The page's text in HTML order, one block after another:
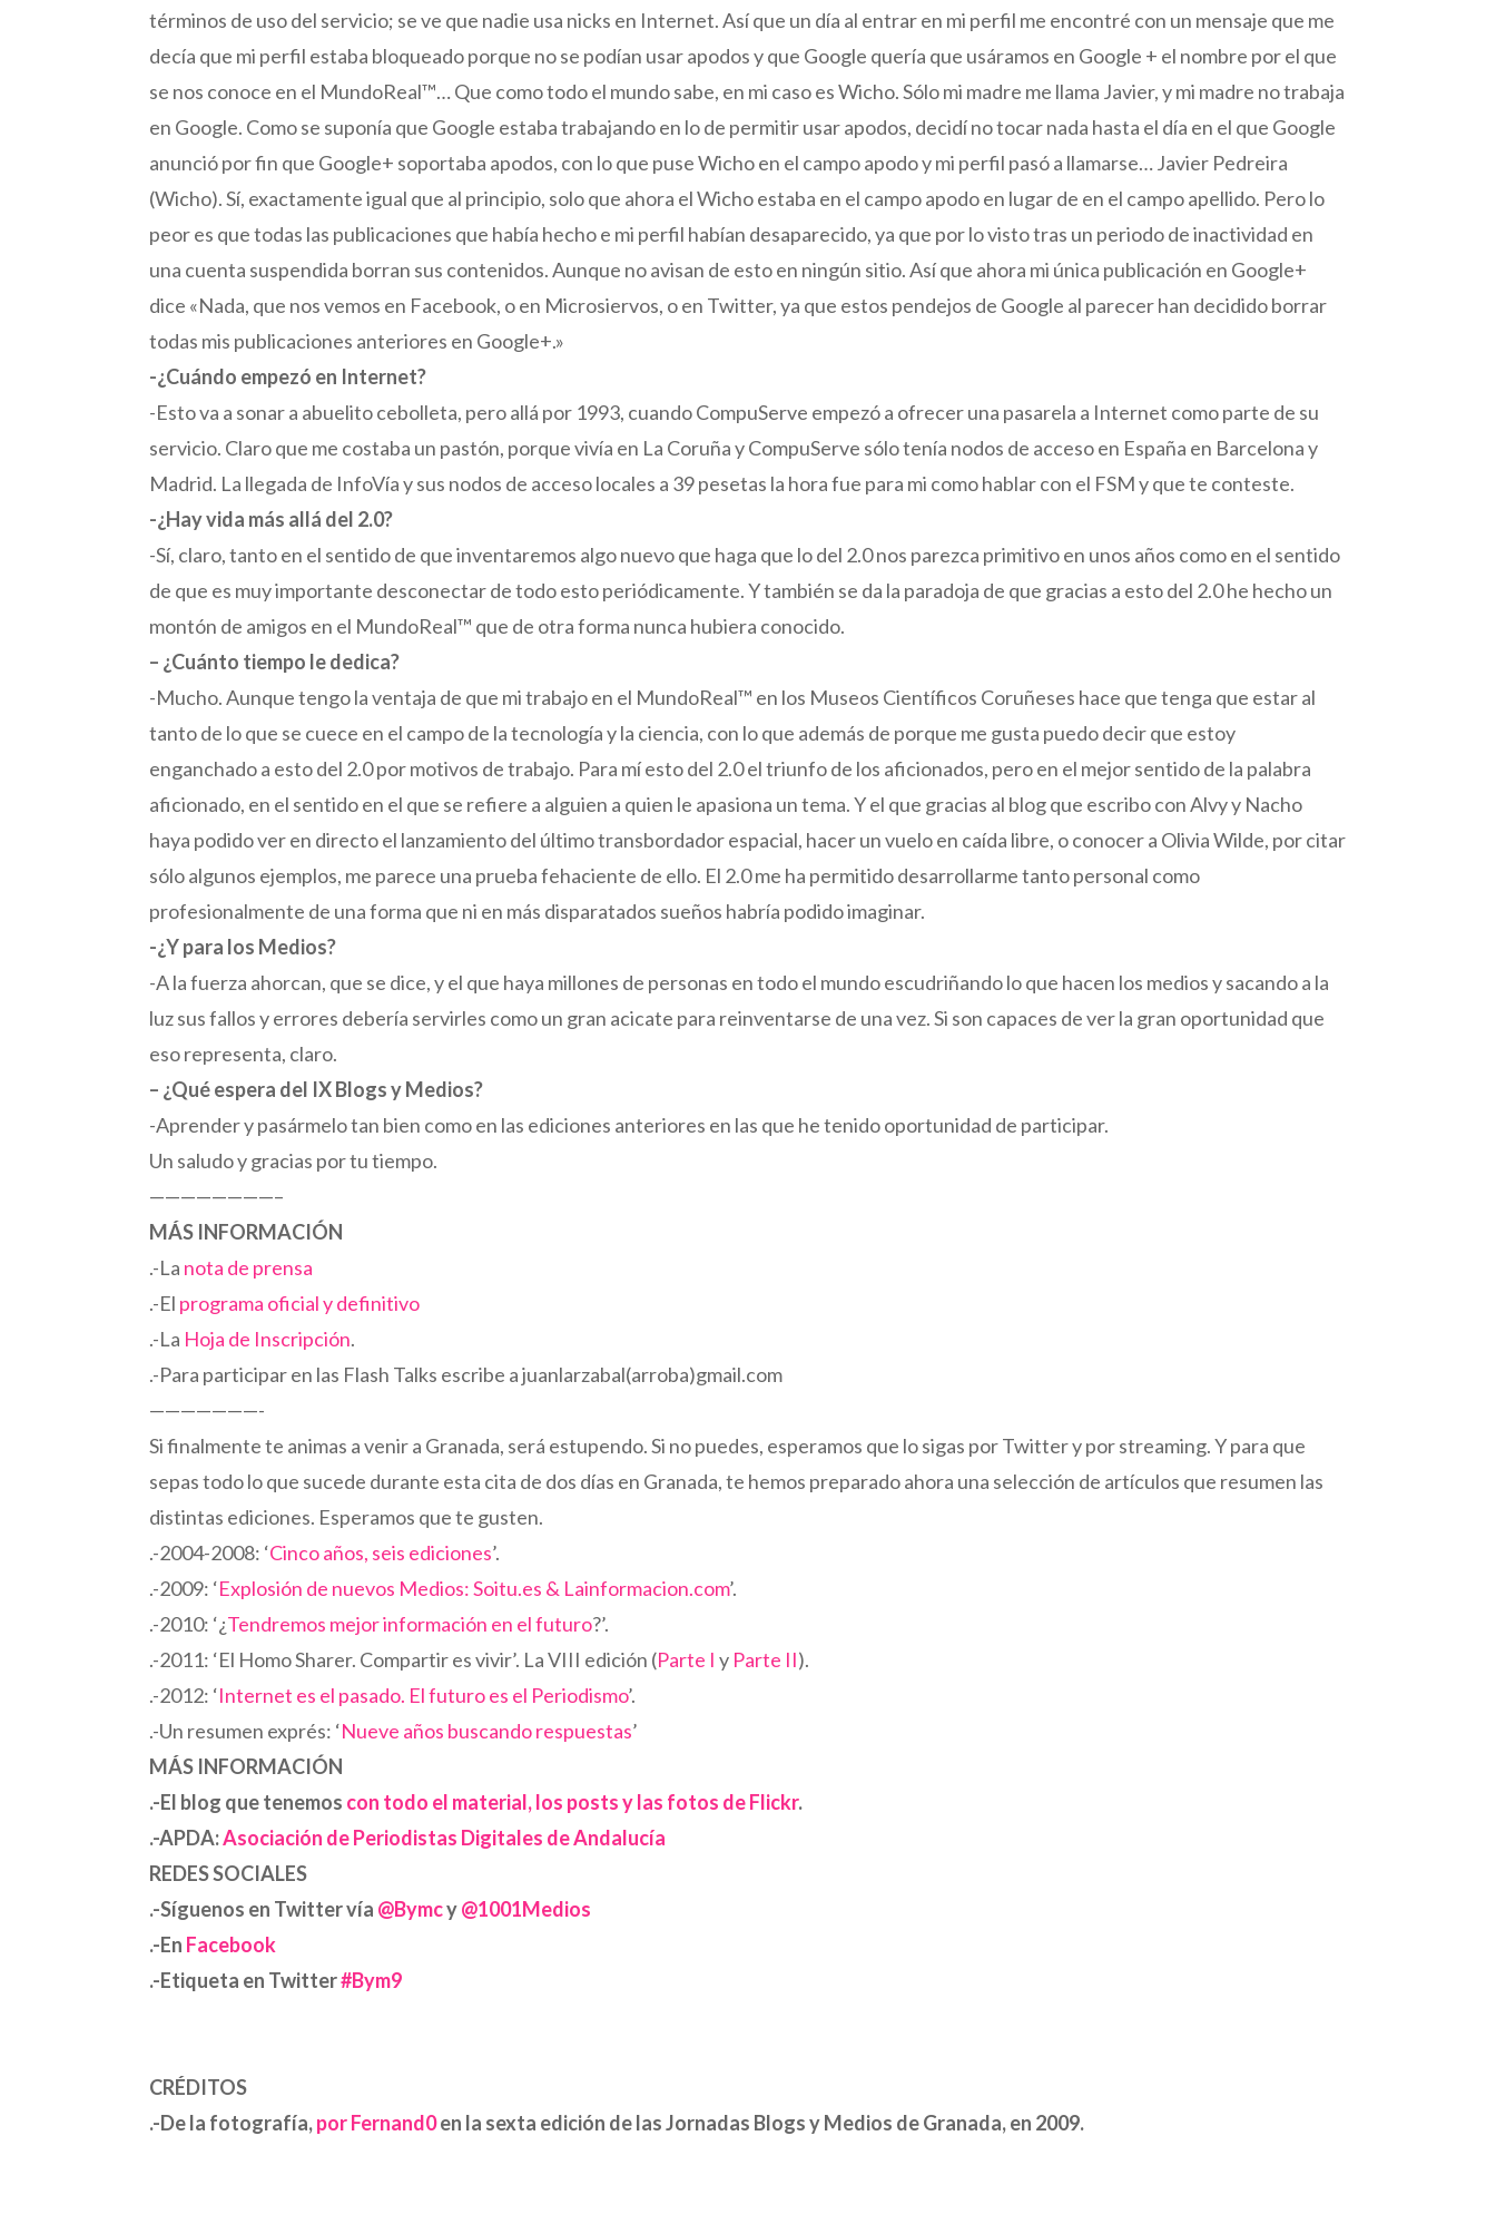
términos de uso del servicio; se ve que nadie usa nicks en Internet. Así que un día al entrar en mi perfil me encontré con un mensaje que me
decía que mi perfil estaba bloqueado porque no se podían usar apodos y que Google quería que usáramos en Google + el nombre por el que
se nos conoce en el MundoReal™… Que como todo el mundo sabe, en mi caso es Wicho. Sólo mi madre me llama Javier, y mi madre no trabaja
en Google. Como se suponía que Google estaba trabajando en lo de permitir usar apodos, decidí no tocar nada hasta el día en el que Google
anunció por fin que Google+ soportaba apodos, con lo que puse Wicho en el campo apodo y mi perfil pasó a llamarse… Javier Pedreira
(Wicho). Sí, exactamente igual que al principio, solo que ahora el Wicho estaba en el campo apodo en lugar de en el campo apellido. Pero lo
peor es que todas las publicaciones que había hecho e mi perfil habían desaparecido, ya que por lo visto tras un periodo de inactividad en
una cuenta suspendida borran sus contenidos. Aunque no avisan de esto en ningún sitio. Así que ahora mi única publicación en Google+
dice «Nada, que nos vemos en Facebook, o en Microsiervos, o en Twitter, ya que estos pendejos de Google al parecer han decidido borrar
todas mis publicaciones anteriores en Google+.»
-¿Cuándo empezó en Internet?
-Esto va a sonar a abuelito cebolleta, pero allá por 1993, cuando CompuServe empezó a ofrecer una pasarela a Internet como parte de su
servicio. Claro que me costaba un pastón, porque vivía en La Coruña y CompuServe sólo tenía nodos de acceso en España en Barcelona y
Madrid. La llegada de InfoVía y sus nodos de acceso locales a 39 pesetas la hora fue para mi como hablar con el FSM y que te conteste.
-¿Hay vida más allá del 2.0?
-Sí, claro, tanto en el sentido de que inventaremos algo nuevo que haga que lo del 2.0 nos parezca primitivo en unos años como en el sentido
de que es muy importante desconectar de todo esto periódicamente. Y también se da la paradoja de que gracias a esto del 2.0 he hecho un
montón de amigos en el MundoReal™ que de otra forma nunca hubiera conocido.
– ¿Cuánto tiempo le dedica?
-Mucho. Aunque tengo la ventaja de que mi trabajo en el MundoReal™ en los Museos Científicos Coruñeses hace que tenga que estar al
tanto de lo que se cuece en el campo de la tecnología y la ciencia, con lo que además de porque me gusta puedo decir que estoy
enganchado a esto del 2.0 por motivos de trabajo. Para mí esto del 2.0 el triunfo de los aficionados, pero en el mejor sentido de la palabra
aficionado, en el sentido en el que se refiere a alguien a quien le apasiona un tema. Y el que gracias al blog que escribo con Alvy y Nacho
haya podido ver en directo el lanzamiento del último transbordador espacial, hacer un vuelo en caída libre, o conocer a Olivia Wilde, por citar
sólo algunos ejemplos, me parece una prueba fehaciente de ello. El 2.0 me ha permitido desarrollarme tanto personal como
profesionalmente de una forma que ni en más disparatados sueños habría podido imaginar.
-¿Y para los Medios?
-A la fuerza ahorcan, que se dice, y el que haya millones de personas en todo el mundo escudriñando lo que hacen los medios y sacando a la
luz sus fallos y errores debería servirles como un gran acicate para reinventarse de una vez. Si son capaces de ver la gran oportunidad que
eso representa, claro.
– ¿Qué espera del IX Blogs y Medios?
-Aprender y pasármelo tan bien como en las ediciones anteriores en las que he tenido oportunidad de participar.
Un saludo y gracias por tu tiempo.
————————–
MÁS INFORMACIÓN
.-La nota de prensa
.-El programa oficial y definitivo
.-La Hoja de Inscripción.
.-Para participar en las Flash Talks escribe a juanlarzabal(arroba)gmail.com
———————-
Si finalmente te animas a venir a Granada, será estupendo. Si no puedes, esperamos que lo sigas por Twitter y por streaming. Y para que
sepas todo lo que sucede durante esta cita de dos días en Granada, te hemos preparado ahora una selección de artículos que resumen las
distintas ediciones. Esperamos que te gusten.
.-2004-2008: ‘Cinco años, seis ediciones’.
.-2009: ‘Explosión de nuevos Medios: Soitu.es & Lainformacion.com’.
.-2010: ‘¿Tendremos mejor información en el futuro?’.
.-2011: ‘El Homo Sharer. Compartir es vivir’. La VIII edición (Parte I y Parte II).
.-2012: ‘Internet es el pasado. El futuro es el Periodismo’.
.-Un resumen exprés: ‘Nueve años buscando respuestas’
MÁS INFORMACIÓN
.-El blog que tenemos con todo el material, los posts y las fotos de Flickr.
.-APDA:Asociación de Periodistas Digitales de Andalucía
REDES SOCIALES
.-Síguenos en Twitter vía @Bymcy@1001Medios
.-En Facebook
.-Etiqueta en Twitter#Bym9
CRÉDITOS
.-De la fotografía,porFernand0en la sexta edición de las Jornadas Blogs y Medios de Granada, en 2009.